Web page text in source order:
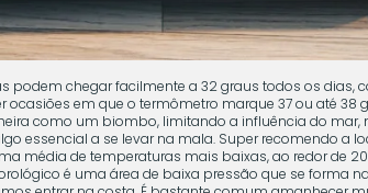
podem chegar facilmente a 32 graus todos os
em que o termômetro marque 37 ou até 38
como um biombo, limitando a influência do
essencial a se levar na mala. Super recomendo a
média de temperaturas mais baixas, ao redor de
é uma área de baixa pressão que se forma